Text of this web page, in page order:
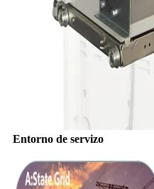
Entorno de servizo